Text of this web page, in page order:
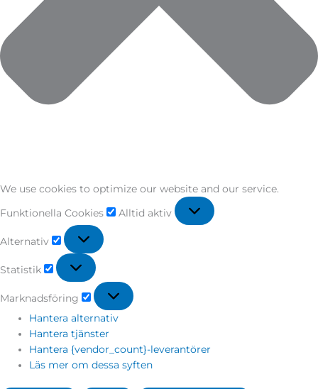
We use cookies to optimize our website and our service.
Funktionella Cookies Alltid aktiv
Alternativ
Statistik
Marknadsföring
Hantera alternativ
Hantera tjänster
Hantera {vendor_count}-leverantörer
Läs mer om dessa syften